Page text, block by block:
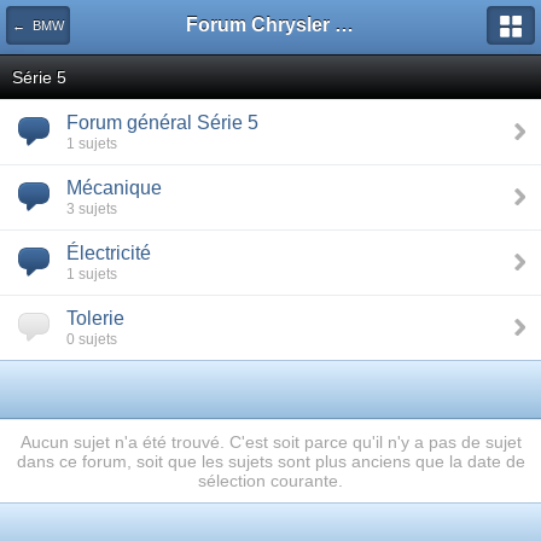
← BMW Forum Chrysler voyager minivan, Renault, Bmw, Opel
Série 5
Forum général Série 5
1 sujets
Mécanique
3 sujets
Électricité
1 sujets
Tolerie
0 sujets
Aucun sujet n'a été trouvé. C'est soit parce qu'il n'y a pas de sujet
dans ce forum, soit que les sujets sont plus anciens que la date de
sélection courante.